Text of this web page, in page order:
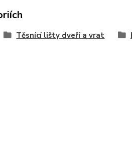
Těsnící lišty dveří a vrat